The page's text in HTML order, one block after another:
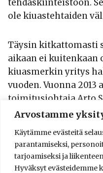
Arvostamme
Käytämme evästeitä
parantamiseksi,
tarjoamiseksi ja
Hyväksyt evästeidemme
tehdaskiinteistöön.
ole kiuastehtaiden
Täysin kitkattomasti
aikaan ei kuitenkaan
kiuasmerkin yritys
vuoden. Vuonna
toimitusjohtaja Arto
saada yritys jälleen